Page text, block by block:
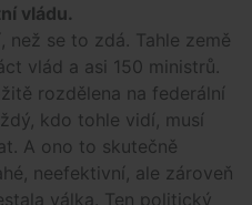
vládu.
se to zdá. Tahle země
vlád a asi 150 ministrů.
rozdělena na federální
kdo tohle vidí, musí
A ono to skutečně
neefektivní, ale zároveň
válka. Ten politický